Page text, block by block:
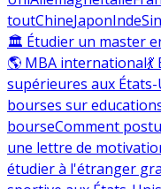
toutChineJaponInde
🏛 Étudier un master
🌎 MBA international
supérieures aux États-
bourses sur
bourseComment
une lettre de
étudier à l'étranger